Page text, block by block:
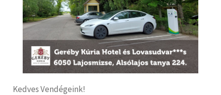
Kedves Vendégeink!